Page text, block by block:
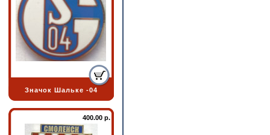
Значок Шальке -04
400.00 р.